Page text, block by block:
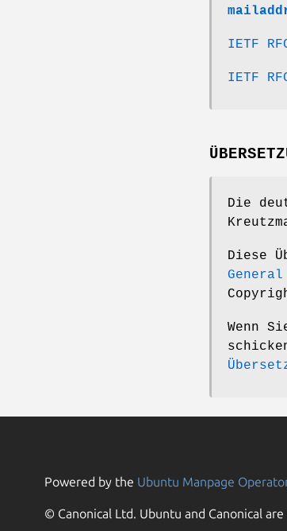
IETF
IETF
Die
Diese
Wenn
Powered by the Ubuntu Manpage
© Canonical Ltd. Ubuntu and Canonical